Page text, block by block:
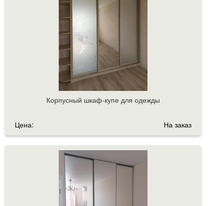
Корпусный шкаф-купе для одежды
Цена: На заказ